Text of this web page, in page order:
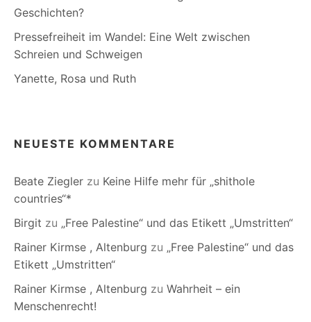
Geschichten?
Pressefreiheit im Wandel: Eine Welt zwischen
Schreien und Schweigen
Yanette, Rosa und Ruth
NEUESTE KOMMENTARE
Beate Ziegler zu Keine Hilfe mehr für „shithole
countries“*
Birgit zu „Free Palestine“ und das Etikett „Umstritten“
Rainer Kirmse , Altenburg zu „Free Palestine“ und das
Etikett „Umstritten“
Rainer Kirmse , Altenburg zu Wahrheit – ein
Menschenrecht!